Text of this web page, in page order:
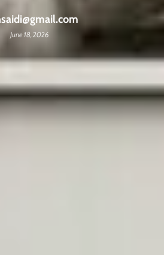
June 18, 2026